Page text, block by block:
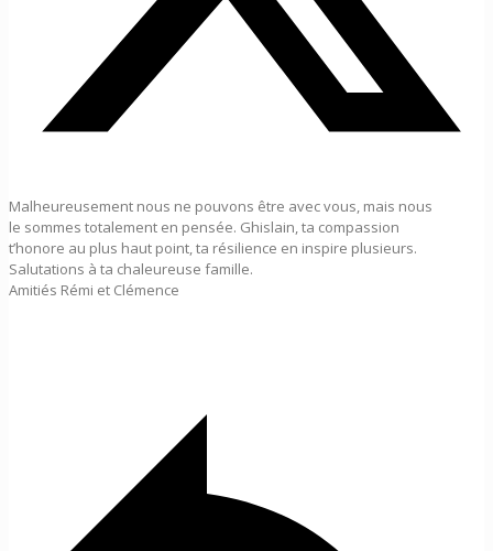
Malheureusement nous ne pouvons être avec vous, mais nous
le sommes totalement en pensée. Ghislain, ta compassion
t’honore au plus haut point, ta résilience en inspire plusieurs.
Salutations à ta chaleureuse famille.
Amitiés Rémi et Clémence